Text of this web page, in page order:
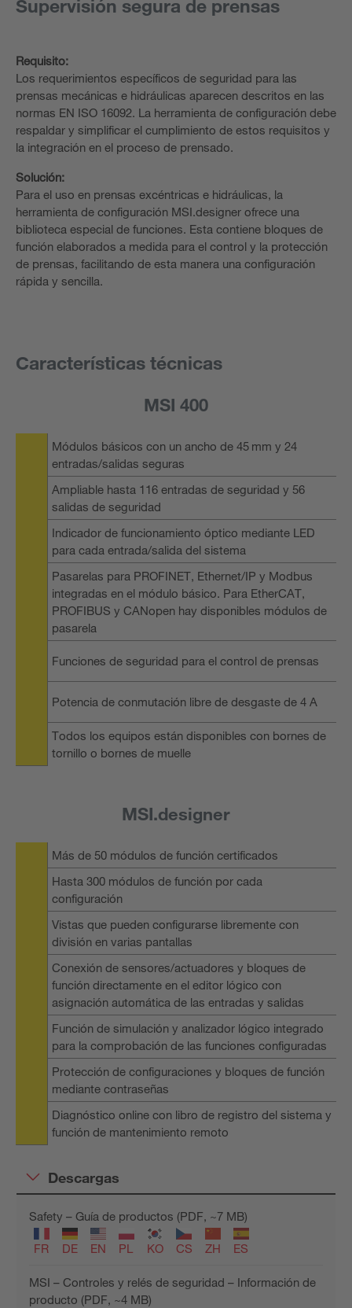
Supervisión segura de prensas
Requisito:
Los requerimientos específicos de seguridad para las
prensas mecánicas e hidráulicas aparecen descritos en las
normas EN ISO 16092. La herramienta de configuración debe
respaldar y simplificar el cumplimiento de estos requisitos y
la integración en el proceso de prensado.
Solución:
Para el uso en prensas excéntricas e hidráulicas, la
herramienta de configuración MSI.designer ofrece una
biblioteca especial de funciones. Esta contiene bloques de
función elaborados a medida para el control y la protección
de prensas, facilitando de esta manera una configuración
rápida y sencilla.
Características técnicas
MSI 400
Módulos básicos con un ancho de 45 mm y 24
entradas/salidas seguras
Ampliable hasta 116 entradas de seguridad y 56
salidas de seguridad
Indicador de funcionamiento óptico mediante LED
para cada entrada/salida del sistema
Pasarelas para PROFINET, Ethernet/IP y Modbus
integradas en el módulo básico. Para EtherCAT,
PROFIBUS y CANopen hay disponibles módulos de
pasarela
Funciones de seguridad para el control de prensas
Potencia de conmutación libre de desgaste de 4 A
Todos los equipos están disponibles con bornes de
tornillo o bornes de muelle
MSI.designer
Más de 50 módulos de función certificados
Hasta 300 módulos de función por cada
configuración
Vistas que pueden configurarse libremente con
división en varias pantallas
Conexión de sensores/actuadores y bloques de
función directamente en el editor lógico con
asignación automática de las entradas y salidas
Función de simulación y analizador lógico integrado
para la comprobación de las funciones configuradas
Protección de configuraciones y bloques de función
mediante contraseñas
Diagnóstico online con libro de registro del sistema y
función de mantenimiento remoto
Descargas
Safety – Guía de productos (PDF, ~7 MB)
FR DE EN PL KO CS ZH ES
MSI – Controles y relés de seguridad – Información de
producto (PDF, ~4 MB)